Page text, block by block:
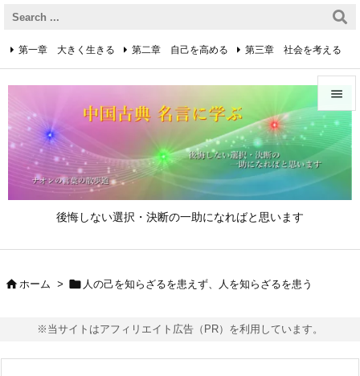
後悔しない選択・決断の一助になればと思います


メニュ

第一章 大きく生きる 第二章 自己を高める 第三章 社会を考える
第四章 着実に生きる 第五章 逆境を乗り越えるための心得
第六章 成功の心得 第七章 人と接するための心得
第八章 リーダーの心得
 ホーム >  人の己を知らざるを患えず、人を知らざるを患う
※当サイトはアフィリエイト広告（PR）を利用しています。